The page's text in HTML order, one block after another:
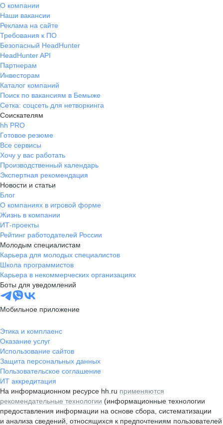
О компании
Наши вакансии
Реклама на сайте
Требования к ПО
Безопасный HeadHunter
HeadHunter API
Партнерам
Инвесторам
Каталог компаний
Поиск по вакансиям в Бемыже
Сетка: соцсеть для нетворкинга
Соискателям
hh PRO
Готовое резюме
Все сервисы
Хочу у вас работать
Производственный календарь
Экспертная рекомендация
Новости и статьи
Блог
О компаниях в игровой форме
Жизнь в компании
ИТ-проекты
Рейтинг работодателей России
Молодым специалистам
Карьера для молодых специалистов
Школа программистов
Карьера в некоммерческих организациях
Боты для уведомлений
Мобильное приложение
Этика и комплаенс
Оказание услуг
Использование сайтов
Защита персональных данных
Пользовательское соглашение
ИТ аккредитация
На информационном ресурсе hh.ru применяются
рекомендательные технологии (информационные технологии
предоставления информации на основе сбора, систематизации
и анализа сведений, относящихся к предпочтениям пользователей